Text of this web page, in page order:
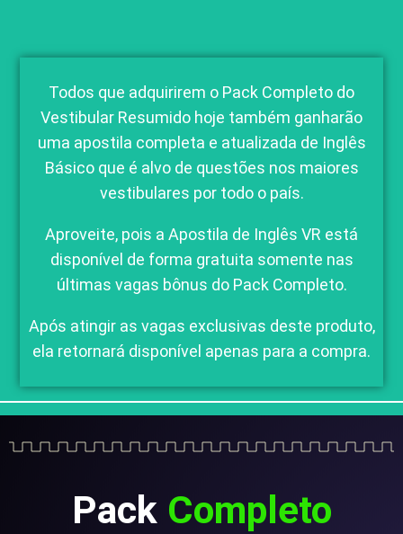
Todos que adquirirem o Pack Completo do
Vestibular Resumido hoje também ganharão
uma apostila completa e atualizada de Inglês
Básico que é alvo de questões nos maiores
vestibulares por todo o país.
Aproveite, pois a Apostila de Inglês VR está
disponível de forma gratuita somente nas
últimas vagas bônus do Pack Completo.
Após atingir as vagas exclusivas deste produto,
ela retornará disponível apenas para a compra.
Pack Completo